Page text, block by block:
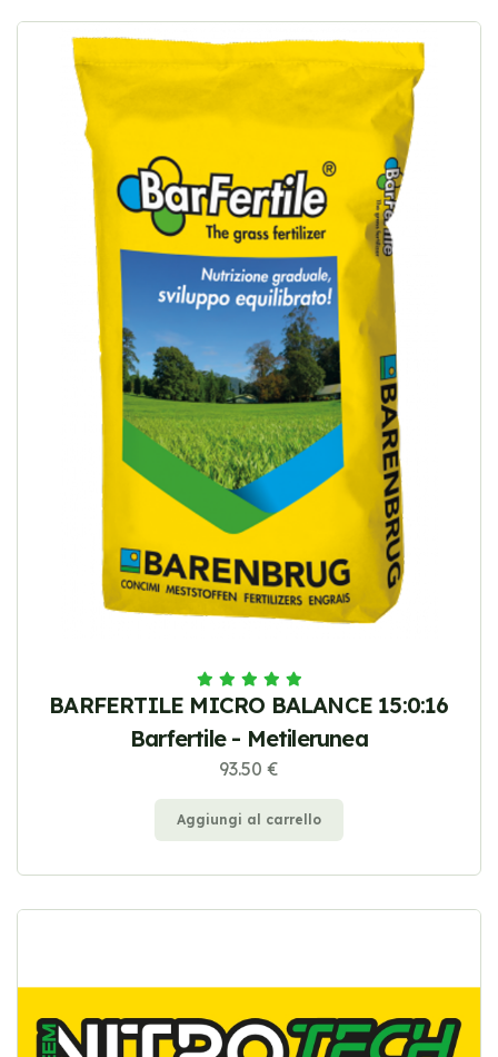
BARFERTILE MICRO BALANCE 15:0:16
Barfertile - Metilerunea
93.50 €
Aggiungi al carrello